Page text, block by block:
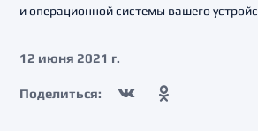
и операционной системы вашего
12 июня 2021 г.
Поделиться: